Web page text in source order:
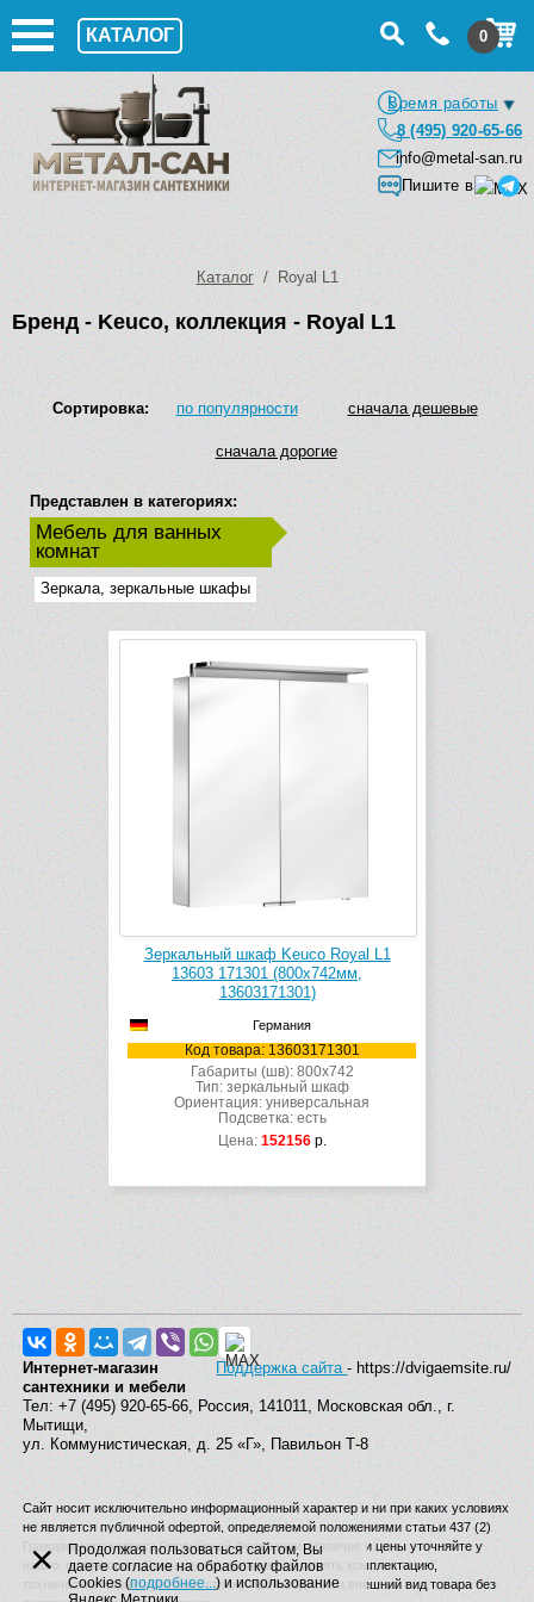
КАТАЛОГ 0
Время работы
8 (495) 920-65-66
info@metal-san.ru
Пишите в
Каталог/ Royal L1
Бренд - Keuco, коллекция - Royal L1
Сортировка: по популярности сначала дешевые
сначала дорогие
Представлен в категориях:
Мебель для ванных
комнат
Зеркала, зеркальные шкафы
Зеркальный шкаф Keuco Royal L1
13603 171301 (800х742мм,
13603171301)
Германия
Код товара: 13603171301
Габариты (шв): 800x742
Тип: зеркальный шкаф
Ориентация: универсальная
Подсветка: есть
Цена: 152156р.
Поддержка сайта- https://dvigaemsite.ru/
Интернет-магазин
сантехники и мебели
Тел: +7 (495) 920-65-66, Россия, 141011, Московская обл., г.
Мытищи,
ул. Коммунистическая, д. 25 «Г», Павильон Т-8
Сайт носит исключительно информационный характер и ни при каких условиях
не является публичной офертой, определяемой положениями статьи 437 (2)
Гражданского кодекса Российской Федерации. Наличие и цены уточняйте у
наших операторов. Производитель вправе изменять комплектацию,
технические характеристики, страну производства и внешний вид товара без
×
Продолжая пользоваться сайтом, Вы
даете согласие на обработку файлов
Cookies (подробнее...) и использование